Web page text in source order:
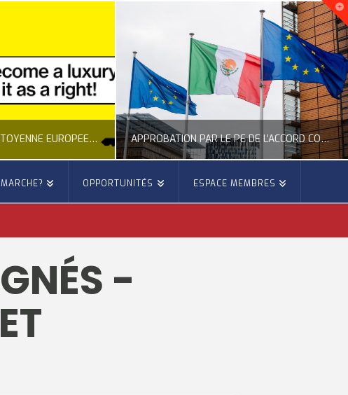
NOUVELLE INITIATIVE CITOYENNE EUROPÉENNE SUR LE LOGEMENT
D’OCCITANIE EUROPE, CITOYENNETÉ, LOGEMENT
2026
APPROBATION PAR LE PE DE L’ACCORD COMMERCIAL ENTRE L’UE ET LE MEXIQUE
ACTION EXTÉRIEURE, ACTUALITÉ DE L'UNION EUROPÉENNE
OPPORTUNITÉS ESPACE MEMBRES
-